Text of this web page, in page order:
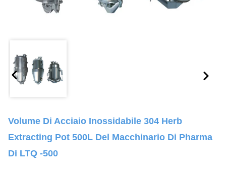
Volume Di Acciaio Inossidabile 304 Herb
Extracting Pot 500L Del Macchinario Di Pharma
Di LTQ -500